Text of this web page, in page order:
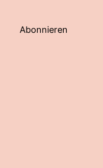
Abonnieren